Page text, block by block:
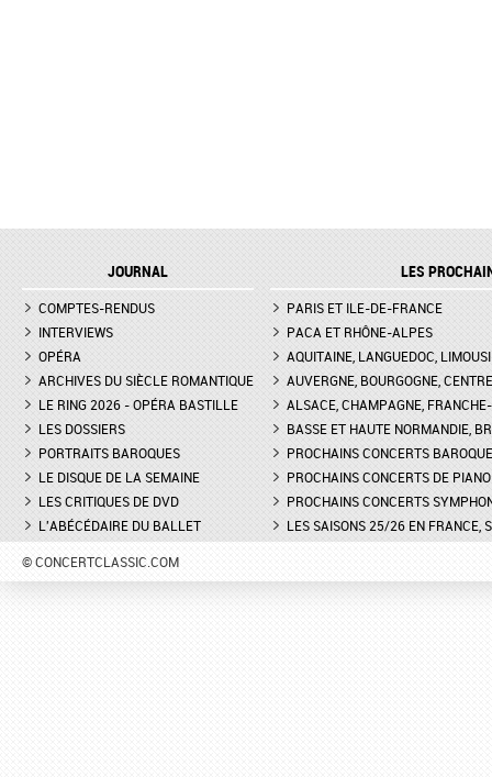
JOURNAL
COMPTES-RENDUS
INTERVIEWS
OPÉRA
ARCHIVES DU SIÈCLE ROMANTIQUE
LE RING 2026 - OPÉRA BASTILLE
LES DOSSIERS
PORTRAITS BAROQUES
LE DISQUE DE LA SEMAINE
LES CRITIQUES DE DVD
L'ABÉCÉDAIRE DU BALLET
LES
PARIS ET ILE-DE-FRANCE
PACA ET RHÔNE-ALPES
AQUITAINE, LANGUEDOC,
AUVERGNE, BOURGOGNE, CENTRE
ALSACE, CHAMPAGNE,
BASSE ET HAUTE NORMANDIE,
PROCHAINS CONCERTS
PROCHAINS CONCERTS DE PIANO
PROCHAINS CONCERTS
LES SAISONS 25/26 EN FRANCE,
© CONCERTCLASSIC.COM